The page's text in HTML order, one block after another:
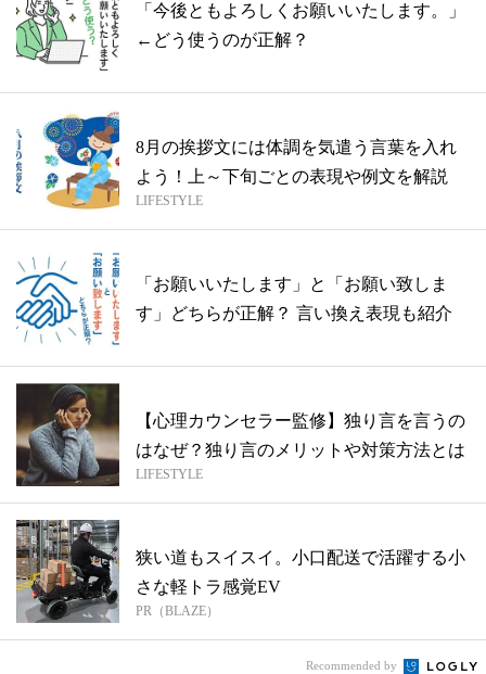
「今後ともよろしくお願いいたします。」
←どう使うのが正解？
8月の挨拶文には体調を気遣う言葉を入れ
よう！上～下旬ごとの表現や例文を解説
LIFESTYLE
「お願いいたします」と「お願い致しま
す」どちらが正解？ 言い換え表現も紹介
【心理カウンセラー監修】独り言を言うの
はなぜ？独り言のメリットや対策方法とは
LIFESTYLE
狭い道もスイスイ。小口配送で活躍する小
さな軽トラ感覚EV
PR（BLAZE）
Recommended by